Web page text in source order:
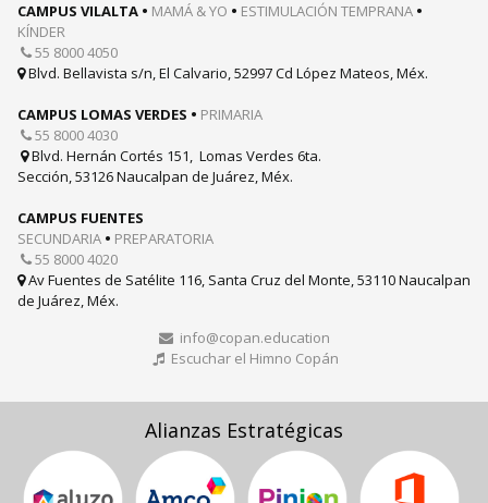
CAMPUS VILALTA • MAMÁ & YO • ESTIMULACIÓN TEMPRANA •
KÍNDER
 55 8000 4050
Blvd. Bellavista s/n, El Calvario, 52997 Cd López Mateos, Méx.
CAMPUS LOMAS VERDES • PRIMARIA
 55 8000 4030
Blvd. Hernán Cortés 151, Lomas Verdes 6ta.
Sección, 53126 Naucalpan de Juárez, Méx.
CAMPUS FUENTES
SECUNDARIA • PREPARATORIA
 55 8000 4020
Av Fuentes de Satélite 116, Santa Cruz del Monte, 53110 Naucalpan
de Juárez, Méx.
info@copan.education
 Escuchar el Himno Copán
Alianzas Estratégicas